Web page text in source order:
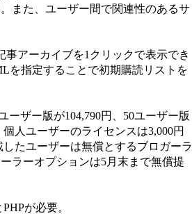
また、ユーザー間で関連性のあるサ
アーカイブを1クリックで表示でき
を指定することで初期購読リストを
ザー版が104,790円、50ユーザー版
人ユーザーのライセンスは3,000円
たユーザーは無償とするブロガーラ
ラーオプションは5月末まで無償提
が必要。